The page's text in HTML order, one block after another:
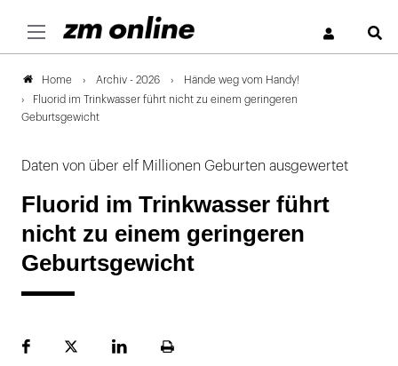
Home Archiv - 2026
Hände weg vom Handy!
Fluorid im Trinkwasser führt nicht zu einem geringeren
Geburtsgewicht
Daten von über elf Millionen Geburten ausgewertet
Fluorid im Trinkwasser führt
nicht zu einem geringeren
Geburtsgewicht
FacebookPlattformLinekdInSeite